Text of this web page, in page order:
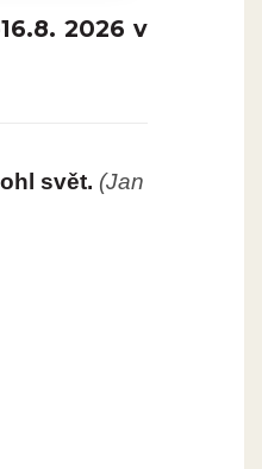
2026 v
svět. (Jan